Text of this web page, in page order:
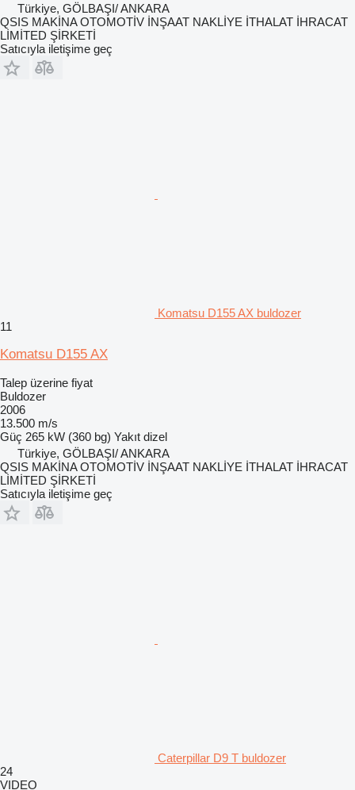
Türkiye, GÖLBAŞI/ ANKARA
QSIS MAKİNA OTOMOTİV İNŞAAT NAKLİYE İTHALAT İHRACAT
LİMİTED ŞİRKETİ
Satıcıyla iletişime geç
Komatsu D155 AX buldozer
11
Komatsu D155 AX
Talep üzerine fiyat
Buldozer
2006
13.500 m/s
Güç 265 kW (360 bg) Yakıt dizel
Türkiye, GÖLBAŞI/ ANKARA
QSIS MAKİNA OTOMOTİV İNŞAAT NAKLİYE İTHALAT İHRACAT
LİMİTED ŞİRKETİ
Satıcıyla iletişime geç
Caterpillar D9 T buldozer
24
VIDEO